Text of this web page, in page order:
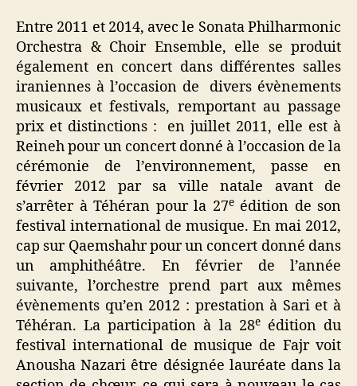
Entre 2011 et 2014, avec le Sonata Philharmonic
Orchestra & Choir Ensemble, elle se produit
également en concert dans différentes salles
iraniennes à l’occasion de divers évènements
musicaux et festivals, remportant au passage
prix et distinctions : en juillet 2011, elle est à
Reineh pour un concert donné à l’occasion de la
cérémonie de l’environnement, passe en
février 2012 par sa ville natale avant de
s’arrêter à Téhéran pour la 27eédition de son
festival international de musique. En mai 2012,
cap sur Qaemshahr pour un concert donné dans
un amphithéâtre. En février de l’année
suivante, l’orchestre prend part aux mêmes
évènements qu’en 2012 : prestation à Sari et à
Téhéran. La participation à la 28eédition du
festival international de musique de Fajr voit
Anousha Nazari être désignée lauréate dans la